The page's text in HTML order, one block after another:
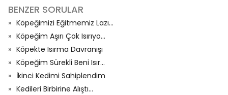
BENZER SORULAR
Köpeğimizi Eğitmemiz Lazı...
Köpeğim Aşırı Çok Isırıyo...
Köpekte Isırma Davranışı
Köpeğim Sürekli Beni Isır...
İkinci Kedimi Sahiplendim
Kedileri Birbirine Alıştı...